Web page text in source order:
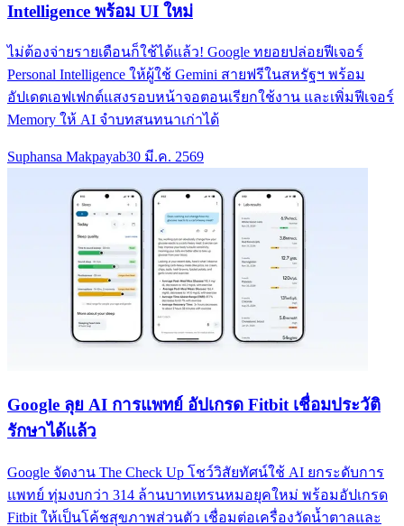
Intelligence พร้อม UI ใหม่
ไม่ต้องจ่ายรายเดือนก็ใช้ได้แล้ว! Google ทยอยปล่อยฟีเจอร์
Personal Intelligence ให้ผู้ใช้ Gemini สายฟรีในสหรัฐฯ พร้อม
อัปเดตเอฟเฟกต์แสงรอบหน้าจอตอนเรียกใช้งาน และเพิ่มฟีเจอร์
Memory ให้ AI จำบทสนทนาเก่าได้
Suphansa Makpayab30 มี.ค. 2569
Google ลุย AI การแพทย์ อัปเกรด Fitbit เชื่อมประวัติ
รักษาได้แล้ว
Google จัดงาน The Check Up โชว์วิสัยทัศน์ใช้ AI ยกระดับการ
แพทย์ ทุ่มงบกว่า 314 ล้านบาทเทรนหมอยุคใหม่ พร้อมอัปเกรด
Fitbit ให้เป็นโค้ชสุขภาพส่วนตัว เชื่อมต่อเครื่องวัดน้ำตาลและ